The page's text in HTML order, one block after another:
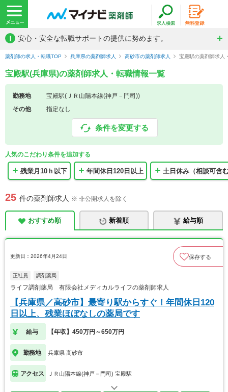
! 安心・安全な転職サポートの提供に努めます。
薬剤師の求人・転職TOP 兵庫県の薬剤師求人 高砂市の薬剤師求人 宝殿駅の薬剤師求人
宝殿駅(兵庫県)の薬剤師求人・転職情報一覧
勤務地
宝殿駅(ＪＲ山陽本線(神戸－門司))
その他
指定なし
条件を変更する
人気のこだわり条件を追加する
残業月10ｈ以下 年間休日120日以上 土日休み（相談可含
25 件の薬剤師求人 ※ 非公開求人を除く
おすすめ順 新着順 給与順
更新日：2026年4月24日 保存する
正社員 調剤薬局
ライフ調剤薬局 有限会社メディカルライフの薬剤師求人
【兵庫県／高砂市】最寄り駅からすぐ！年間休日120
日以上、残業ほぼなしの薬局です
給与 【年収】450万円～650万円
勤務地 兵庫県 高砂市
アクセス ＪＲ山陽本線(神戸－門司) 宝殿駅